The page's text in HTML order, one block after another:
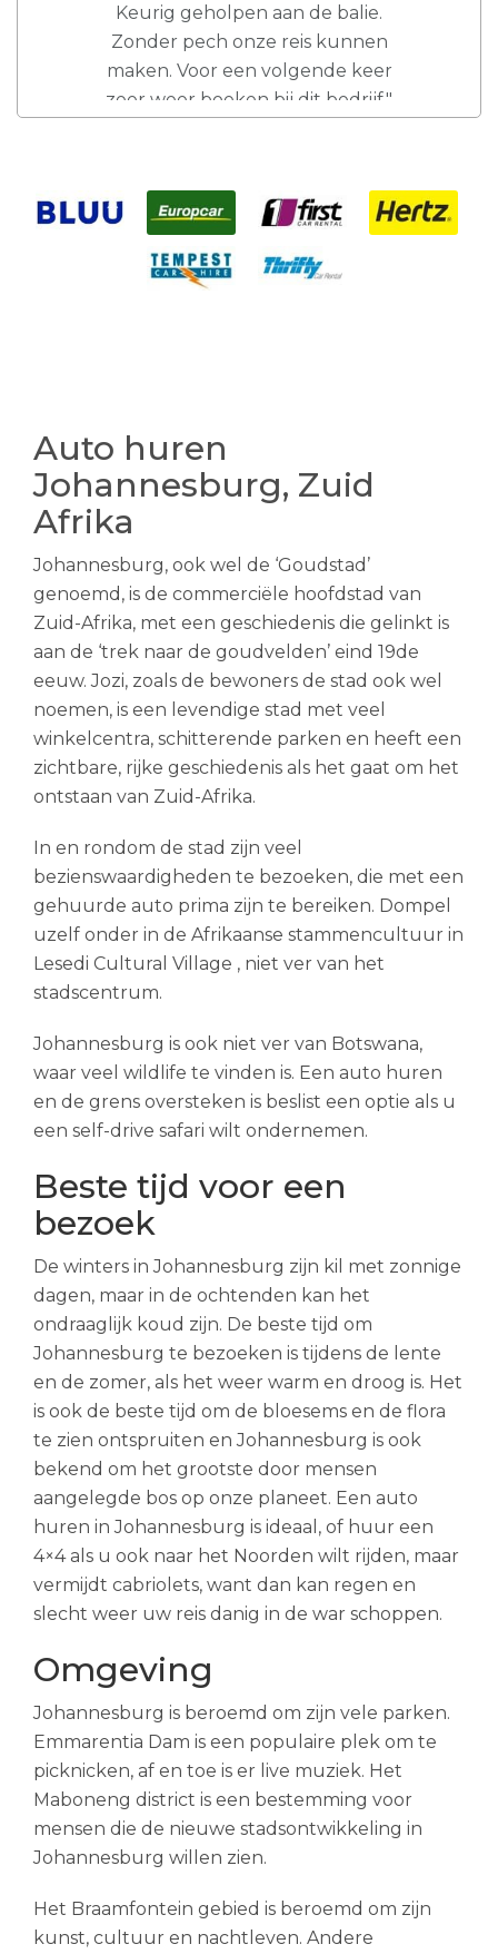
Keurig geholpen aan de balie.
Zonder pech onze reis kunnen
maken. Voor een volgende keer
zeer weer boeken bij dit bedrijf."
Auto huren
Johannesburg, Zuid
Afrika
Johannesburg, ook wel de ‘Goudstad’
genoemd, is de commerciële hoofdstad van
Zuid-Afrika, met een geschiedenis die gelinkt is
aan de ‘trek naar de goudvelden’ eind 19de
eeuw. Jozi, zoals de bewoners de stad ook wel
noemen, is een levendige stad met veel
winkelcentra, schitterende parken en heeft een
zichtbare, rijke geschiedenis als het gaat om het
ontstaan van Zuid-Afrika.
In en rondom de stad zijn veel
bezienswaardigheden te bezoeken, die met een
gehuurde auto prima zijn te bereiken. Dompel
uzelf onder in de Afrikaanse stammencultuur in
Lesedi Cultural Village , niet ver van het
stadscentrum.
Johannesburg is ook niet ver van Botswana,
waar veel wildlife te vinden is. Een auto huren
en de grens oversteken is beslist een optie als u
een self-drive safari wilt ondernemen.
Beste tijd voor een
bezoek
De winters in Johannesburg zijn kil met zonnige
dagen, maar in de ochtenden kan het
ondraaglijk koud zijn. De beste tijd om
Johannesburg te bezoeken is tijdens de lente
en de zomer, als het weer warm en droog is. Het
is ook de beste tijd om de bloesems en de flora
te zien ontspruiten en Johannesburg is ook
bekend om het grootste door mensen
aangelegde bos op onze planeet. Een auto
huren in Johannesburg is ideaal, of huur een
4×4 als u ook naar het Noorden wilt rijden, maar
vermijdt cabriolets, want dan kan regen en
slecht weer uw reis danig in de war schoppen.
Omgeving
Johannesburg is beroemd om zijn vele parken.
Emmarentia Dam is een populaire plek om te
picknicken, af en toe is er live muziek. Het
Maboneng district is een bestemming voor
mensen die de nieuwe stadsontwikkeling in
Johannesburg willen zien.
Het Braamfontein gebied is beroemd om zijn
kunst, cultuur en nachtleven. Andere